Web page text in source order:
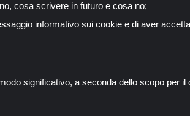
cosa scrivere in futuro e cosa no;
informativo sui cookie e di aver
significativo, a seconda dello scopo per